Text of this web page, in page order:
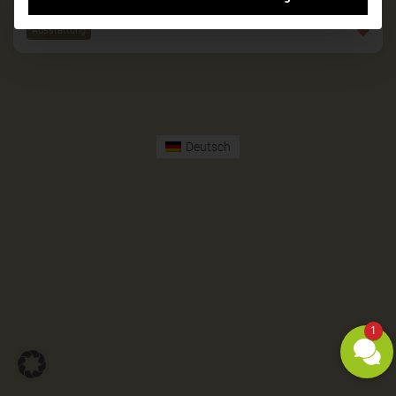
Ausstattung
Deutsch
1